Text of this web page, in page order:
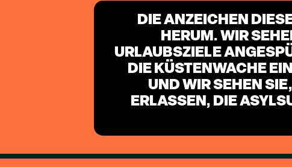
DIE ANZEICHEN
HERUM. WIR
URLAUBSZIELE
DIE KÜSTENWACHE
UND WIR SEHEN
RLASSEN, DIE